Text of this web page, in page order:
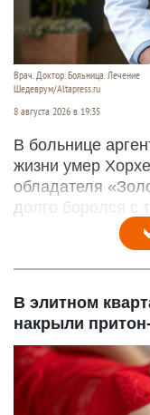
Врач. Доктор. Больница. Лечение
Шедеврум/Altapress.ru
8 августа 2026 в 19:35
В больнице
жизни умер
обладателя
долго боролся с
В элитном
накрыли